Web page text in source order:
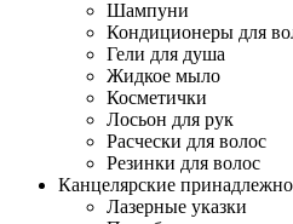
Шампуни
Кондиционеры для
Гели для душа
Жидкое мыло
Косметички
Лосьон для рук
Расчески для волос
Резинки для волос
Канцелярские
Лазерные указки